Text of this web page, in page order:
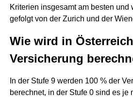
Kriterien insgesamt am besten und
gefolgt von der Zurich und der
Wie wird in
Versicherung
In der Stufe 9 werden 100 % der
berechnet, in der Stufe 0 sind es je